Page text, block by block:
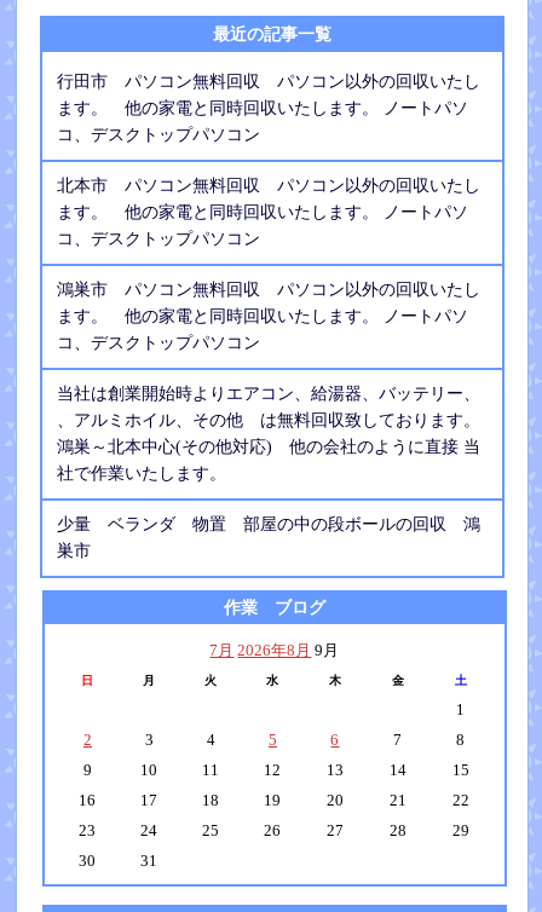
最近の記事一覧
行田市 パソコン無料回収 パソコン以外の回収いたし
ます。 他の家電と同時回収いたします。 ノートパソ
コ、デスクトップパソコン
北本市 パソコン無料回収 パソコン以外の回収いたし
ます。 他の家電と同時回収いたします。 ノートパソ
コ、デスクトップパソコン
鴻巣市 パソコン無料回収 パソコン以外の回収いたし
ます。 他の家電と同時回収いたします。 ノートパソ
コ、デスクトップパソコン
当社は創業開始時よりエアコン、給湯器、バッテリー、
、アルミホイル、その他 は無料回収致しております。
鴻巣～北本中心(その他対応) 他の会社のように直接 当
社で作業いたします。
少量 ベランダ 物置 部屋の中の段ボールの回収 鴻
巣市
作業 ブログ
7月 2026年8月 9月
日 月 火 水 木 金 土
1
2
3 4 5 6 7
8
9
10 11 12 13 14
15
16
17 18 19 20 21
22
23
24 25 26 27 28
29
30
31